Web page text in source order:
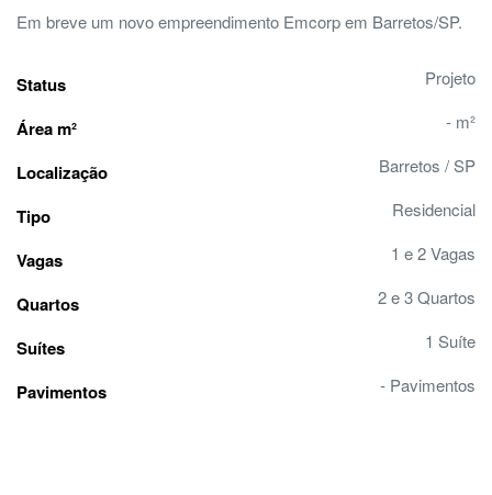
Em breve um novo empreendimento Emcorp em Barretos/SP.
Status Projeto
Área m² - m²
Localização Barretos / SP
Tipo Residencial
Vagas 1 e 2 Vagas
Quartos 2 e 3 Quartos
Suítes 1 Suíte
Pavimentos - Pavimentos